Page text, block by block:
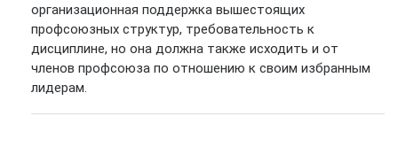
организационная поддержка вышестоящих
профсоюзных структур, требовательность к
дисциплине, но она должна также исходить и от
членов профсоюза по отношению к своим избранным
лидерам.